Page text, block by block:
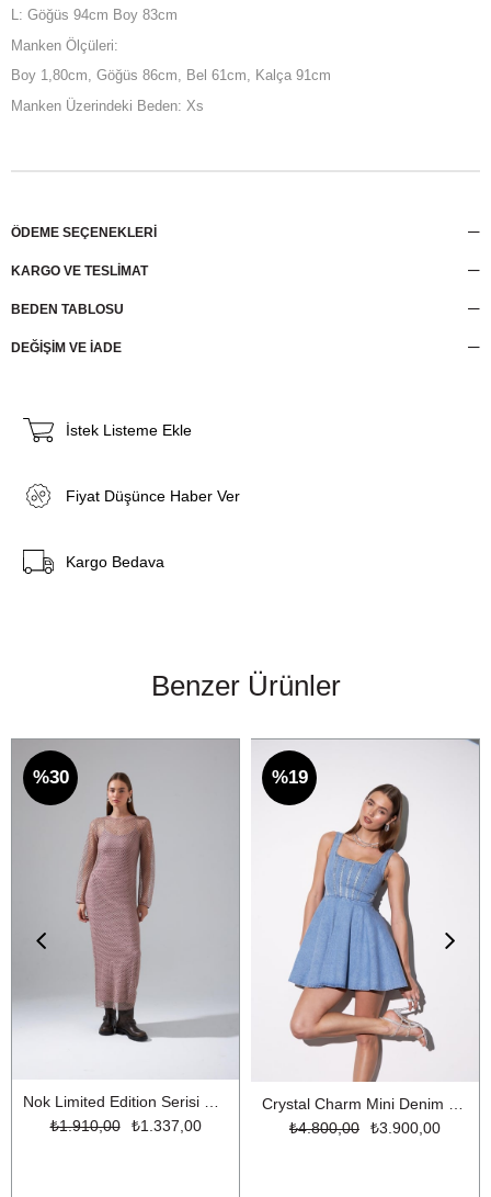
L: Göğüs 94cm Boy 83cm
Manken Ölçüleri:
Boy 1,80cm, Göğüs 86cm, Bel 61cm, Kalça 91cm
Manken Üzerindeki Beden: Xs
ÖDEME SEÇENEKLERI
KARGO VE TESLİMAT
BEDEN TABLOSU
DEĞİŞİM VE İADE
İstek Listeme Ekle
Fiyat Düşünce Haber Ver
Kargo Bedava
Benzer Ürünler
Nok Limited Edition Serisi Parıltılı İplikli Uzun File Triko Elbise Gül Kurusu
₺1.337,00
₺1.910,00
%30
₺3.900,00
₺4.800,00
%19